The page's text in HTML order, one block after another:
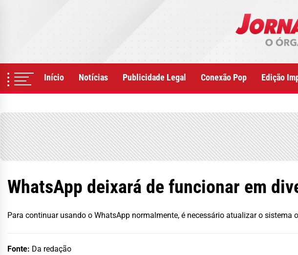
Início Notícias Publicidade Legal Conexão Pop Edição
WhatsApp deixará de funcionar em
Para continuar usando o WhatsApp normalmente, é necessário atualizar o sistema
Fonte: Da redação